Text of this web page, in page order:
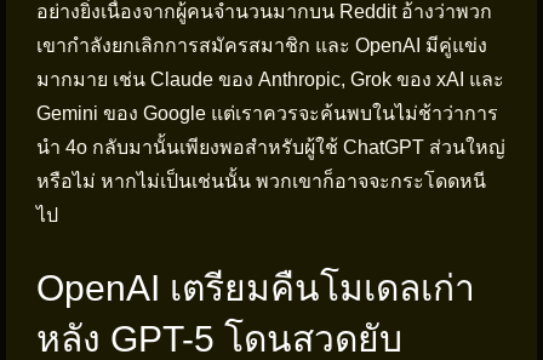
อย่างยิ่งเนื่องจากผู้คนจำนวนมากบน Reddit อ้างว่าพวก
เขากำลังยกเลิกการสมัครสมาชิก และ OpenAI มีคู่แข่ง
มากมาย เช่น Claude ของ Anthropic, Grok ของ xAI และ
Gemini ของ Google แต่เราควรจะค้นพบในไม่ช้าว่าการ
นำ 4o กลับมานั้นเพียงพอสำหรับผู้ใช้ ChatGPT ส่วนใหญ่
หรือไม่ หากไม่เป็นเช่นนั้น พวกเขาก็อาจจะกระโดดหนี
ไป
OpenAI เตรียมคืนโมเดลเก่า
หลัง GPT-5 โดนสวดยับ